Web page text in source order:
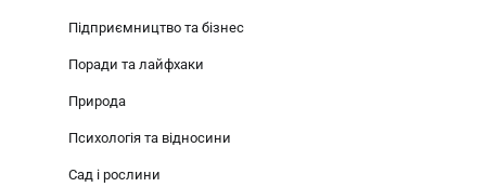
Підприємництво та бізнес
Поради та лайфхаки
Природа
Психологія та відносини
Сад і рослини